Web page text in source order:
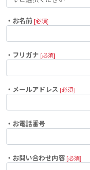
・お名前[必須]
・フリガナ[必須]
・メールアドレス [必須]
・お電話番号
・お問い合わせ内容[必須]